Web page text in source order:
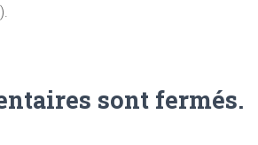
sont fermés.